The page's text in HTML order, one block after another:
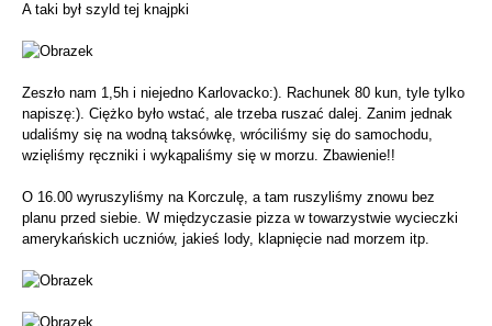
A taki był szyld tej knajpki
Zeszło nam 1,5h i niejedno Karlovacko:). Rachunek 80 kun, tyle tylko
napiszę:). Ciężko było wstać, ale trzeba ruszać dalej. Zanim jednak
udaliśmy się na wodną taksówkę, wróciliśmy się do samochodu,
wzięliśmy ręczniki i wykąpaliśmy się w morzu. Zbawienie!!
O 16.00 wyruszyliśmy na Korczulę, a tam ruszyliśmy znowu bez
planu przed siebie. W międzyczasie pizza w towarzystwie wycieczki
amerykańskich uczniów, jakieś lody, klapnięcie nad morzem itp.